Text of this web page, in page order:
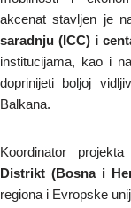
akcenat stavljen je
saradnju (ICC) i
institucijama, kao i
doprinijeti boljoj
Balkana.
Koordinator
Distrikt (Bosna i
regiona i Evropske